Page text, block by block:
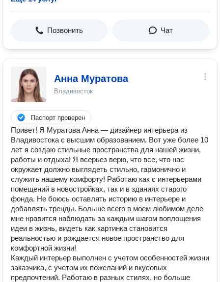
Позвонить Чат
Анна Муратова
Владивосток
Паспорт проверен
Привет! Я Муратова Анна — дизайнер интерьера из
Владивостока с высшим образованием. Вот уже более 10
лет я создаю стильные пространства для нашей жизни,
работы и отдыха! Я всерьез верю, что все, что нас
окружает должно выглядеть стильно, гармонично и
служить нашему комфорту! Работаю как с интерьерами
помещений в новостройках, так и в зданиях старого
фонда. Не боюсь оставлять историю в интерьере и
добавлять тренды. Больше всего в моем любимом деле
мне нравится наблюдать за каждым шагом воплощения
идеи в жизнь, видеть как картинка становится
реальностью и рождается новое пространство для
комфортной жизни!
Каждый интерьер выполнен с учетом особенностей жизни
заказчика, с учетом их пожеланий и вкусовых
предпочтений. Работаю в разных стилях, но больше